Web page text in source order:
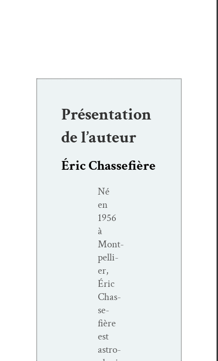
Présentation
de l’auteur
Éric Chassefière
Né
en
1956
à
Mont­
pel­li­
er,
Éric
Chas­
se­
fière
est
astro­